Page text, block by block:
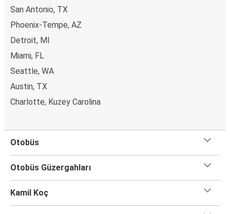
San Antonio, TX
Phoenix-Tempe, AZ
Detroit, MI
Miami, FL
Seattle, WA
Austin, TX
Charlotte, Kuzey Carolina
Otobüs
Otobüs Güzergahları
Kamil Koç